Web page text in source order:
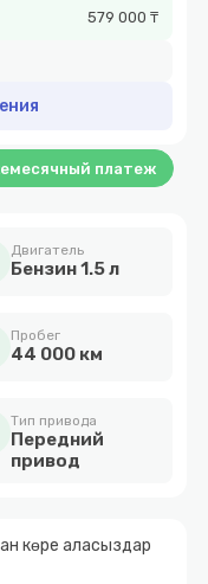
579 000 ₸
платеж
Двигатель
Бензин 1.5 л
Пробег
44 000 км
Тип привода
Передний
привод
көре аласыздар